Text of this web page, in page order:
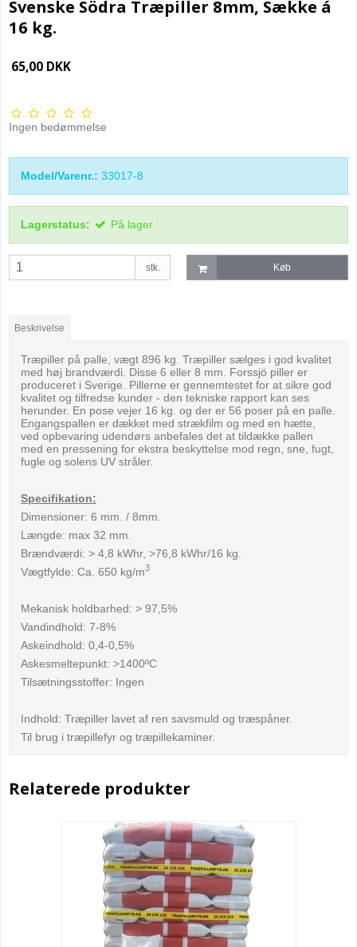
Svenske Södra Træpiller 8mm, Sække á
16 kg.
65,00 DKK
Ingen bedømmelse
Model/Varenr.: 33017-8
Lagerstatus: På lager
stk. Køb
Beskrivelse
Træpiller på palle, vægt 896 kg. Træpiller sælges i god kvalitet
med høj brandværdi. Disse 6 eller 8 mm. Forssjö piller er
produceret i Sverige. Pillerne er gennemtestet for at sikre god
kvalitet og tilfredse kunder - den tekniske rapport kan ses
herunder. En pose vejer 16 kg. og der er 56 poser på en palle.
Engangspallen er dækket med strækfilm og med en hætte,
ved opbevaring udendørs anbefales det at tildække pallen
med en pressening for ekstra beskyttelse mod regn, sne, fugt,
fugle og solens UV stråler.
Specifikation:
Dimensioner: 6 mm. / 8mm.
Længde: max 32 mm.
Brændværdi: > 4,8 kWhr, >76,8 kWhr/16 kg.
Vægtfylde: Ca. 650 kg/m3
Mekanisk holdbarhed: > 97,5%
Vandindhold: 7-8%
Askeindhold: 0,4-0,5%
Askesmeltepunkt: >1400ºC
Tilsætningsstoffer: Ingen
Indhold: Træpiller lavet af ren savsmuld og træspåner.
Til brug i træpillefyr og træpillekaminer.
Relaterede produkter